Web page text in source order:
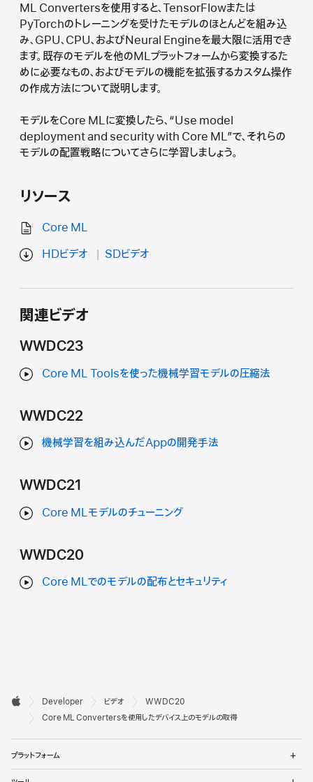
ML Convertersを使用すると、TensorFlowまたは
PyTorchのトレーニングを受けたモデルのほとんどを組み込
み、GPU、CPU、およびNeural Engineを最大限に活用でき
ます。既存のモデルを他のMLプラットフォームから変換するた
めに必要なもの、およびモデルの機能を拡張するカスタム操作
の作成方法について説明します。
モデルをCore MLに変換したら、“Use model
deployment and security with Core ML”で、それらの
モデルの配置戦略についてさらに学習しましょう。
リソース
Core ML
HDビデオ
SDビデオ
関連ビデオ
WWDC23
Core ML Toolsを使った機械学習モデルの圧縮法
WWDC22
機械学習を組み込んだAppの開発手法
WWDC21
Core MLモデルのチューニング
WWDC20
Core MLでのモデルの配布とセキュリティ
デ
ロ
ッ

Apple
Developer ビデオ
WWDC20
Core ML Convertersを使用したデバイス上のモデルの取得
プラットフォーム
ュ